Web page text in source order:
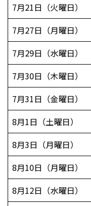
7月21日（火曜日）
7月27日（月曜日）
7月29日（水曜日）
7月30日（木曜日）
7月31日（金曜日）
8月1日（土曜日）
8月3日（月曜日）
8月10日（月曜日）
8月12日（水曜日）